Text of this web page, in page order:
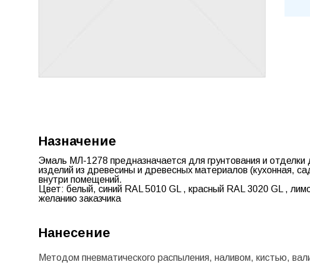
Назначение
Эмаль МЛ-1278 предназначается для грунтования и
изделий из древесины и древесных материалов (кухонная,
внутри помещений.
Цвет: белый, синий RAL 5010 GL , красный RAL 3020 GL ,
желанию заказчика
Нанесение
Методом пневматического распыления, наливом, кистью,